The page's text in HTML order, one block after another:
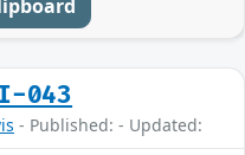
043
- Published: - Updated: